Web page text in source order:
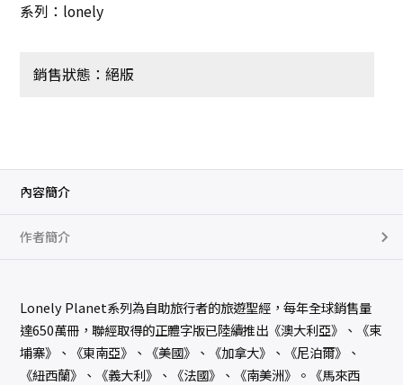
系列：lonely
銷售狀態：絕版
內容簡介
作者簡介
Lonely Planet系列為自助旅行者的旅遊聖經，每年全球銷售量
達650萬冊，聯經取得的正體字版已陸續推出《澳大利亞》、《柬
埔寨》、《東南亞》、《美國》、《加拿大》、《尼泊爾》、
《紐西蘭》、《義大利》、《法國》、《南美洲》。《馬來西